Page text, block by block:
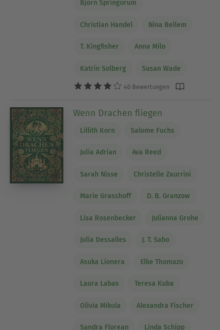
Björn Springorum
Christian Handel Nina Bellem
T. Kingfisher Anna Milo
Katrin Solberg Susan Wade
40 Bewertungen
Wenn Drachen fliegen
Lillith Korn Salome Fuchs
Julia Adrian Ava Reed
Sarah Nisse Christelle Zaurrini
Marie Grasshoff D. B. Granzow
Lisa Rosenbecker Julianna Grohe
Julia Dessalles J. T. Sabo
Asuka Lionera Elke Thomazo
Laura Labas Teresa Kuba
Olivia Mikula Alexandra Fischer
Sandra Florean Linda Schipp